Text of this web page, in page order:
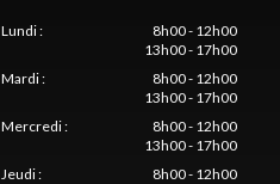
Lundi:
8h00 - 12h00
13h00 - 17h00
Mardi:
8h00 - 12h00
13h00 - 17h00
Mercredi:
8h00 - 12h00
13h00 - 17h00
Jeudi:
8h00 - 12h00